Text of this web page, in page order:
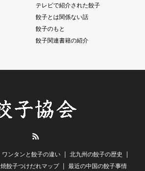
テレビで紹介された餃子
餃子とは関係ない話
餃子のもと
餃子関連書籍の紹介
ワンタンと餃子の違い
北九州の餃子の歴史
焼餃子つけだれマップ 最近の中国の餃子事情